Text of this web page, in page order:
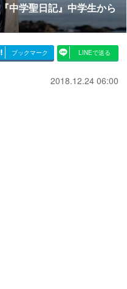
中学聖日記』中学生から
ブックマーク LINEで送る
2018.12.24 06:00